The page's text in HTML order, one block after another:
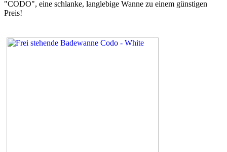
"CODO", eine schlanke, langlebige Wanne zu einem günstigen
Preis!